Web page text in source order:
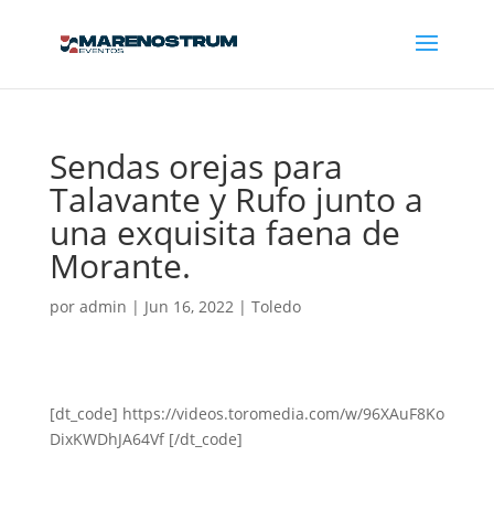
Sendas orejas para
Talavante y Rufo junto a
una exquisita faena de
Morante.
por admin | Jun 16, 2022| Toledo
[dt_code] https://videos.toromedia.com/w/96XAuF8Ko
DixKWDhJA64Vf [/dt_code]